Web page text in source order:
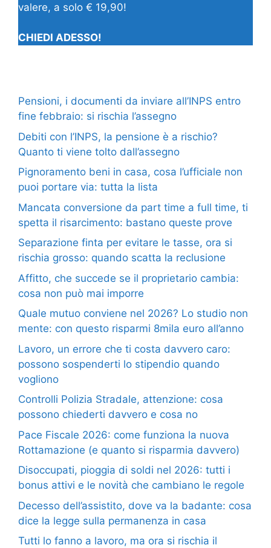
valere, a solo € 19,90!
CHIEDI ADESSO!
Pensioni, i documenti da inviare all’INPS entro
fine febbraio: si rischia l’assegno
Debiti con l’INPS, la pensione è a rischio?
Quanto ti viene tolto dall’assegno
Pignoramento beni in casa, cosa l’ufficiale non
puoi portare via: tutta la lista
Mancata conversione da part time a full time, ti
spetta il risarcimento: bastano queste prove
Separazione finta per evitare le tasse, ora si
rischia grosso: quando scatta la reclusione
Affitto, che succede se il proprietario cambia:
cosa non può mai imporre
Quale mutuo conviene nel 2026? Lo studio non
mente: con questo risparmi 8mila euro all’anno
Lavoro, un errore che ti costa davvero caro:
possono sospenderti lo stipendio quando
vogliono
Controlli Polizia Stradale, attenzione: cosa
possono chiederti davvero e cosa no
Pace Fiscale 2026: come funziona la nuova
Rottamazione (e quanto si risparmia davvero)
Disoccupati, pioggia di soldi nel 2026: tutti i
bonus attivi e le novità che cambiano le regole
Decesso dell’assistito, dove va la badante: cosa
dice la legge sulla permanenza in casa
Tutti lo fanno a lavoro, ma ora si rischia il